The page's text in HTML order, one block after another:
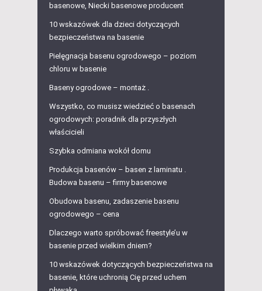
basenowe, Niecki basenowe producent
10 wskazówek dla dzieci dotyczących
bezpieczeństwa na basenie
Pielęgnacja basenu ogrodowego – poziom
chloru w basenie
Baseny ogrodowe – montaż .
Wszystko, co musisz wiedzieć o basenach
ogrodowych: poradnik dla przyszłych
właścicieli
Szybka odmiana wokół domu
Produkcja basenów – basen z laminatu .
Budowa basenu – firmy basenowe
Obudowa basenu, zadaszenie basenu
ogrodowego – cena
Dlaczego warto spróbować freestyle’u w
basenie przed wielkim dniem?
10 wskazówek dotyczących bezpieczeństwa na
basenie, które uchronią Cię przed uchem